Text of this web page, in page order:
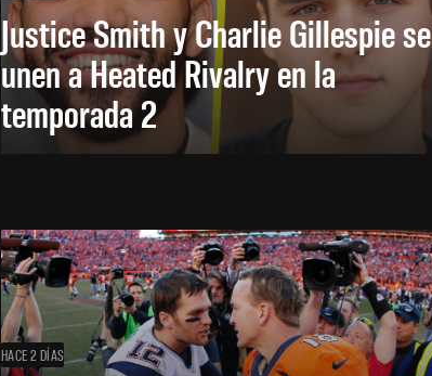
Justice Smith y Charlie Gillespie se
unen a Heated Rivalry en la
temporada 2
HACE 2 DÍAS